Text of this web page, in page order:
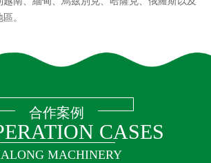
。
合作案例
CASES
MACHINERY